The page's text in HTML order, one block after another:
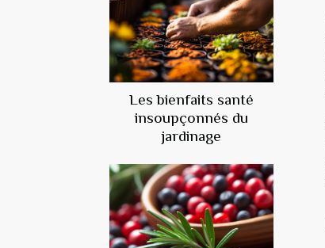
Les bienfaits santé
insoupçonnés du
jardinage